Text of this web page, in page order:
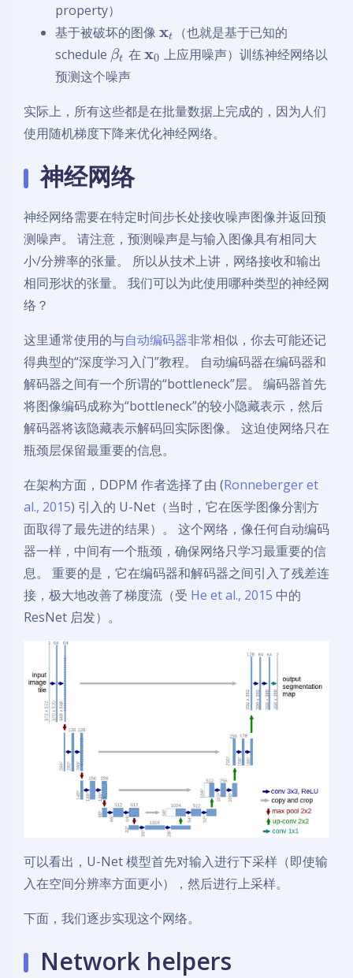
property）
基于被破坏的图像 xt
（也就是基于已知的
schedule βt 在 x0 上应用噪声）训练神经网络以
预测这个噪声
实际上，所有这些都是在批量数据上完成的，因为人们
使用随机梯度下降来优化神经网络。
神经网络
神经网络需要在特定时间步长处接收噪声图像并返回预
测噪声。 请注意，预测噪声是与输入图像具有相同大
小/分辨率的张量。 所以从技术上讲，网络接收和输出
相同形状的张量。 我们可以为此使用哪种类型的神经网
络？
这里通常使用的与自动编码器非常相似，你去可能还记
得典型的“深度学习入门”教程。 自动编码器在编码器和
解码器之间有一个所谓的“bottleneck”层。 编码器首先
将图像编码成称为“bottleneck”的较小隐藏表示，然后
解码器将该隐藏表示解码回实际图像。 这迫使网络只在
瓶颈层保留最重要的信息。
在架构方面，DDPM 作者选择了由 (Ronneberger et
al., 2015) 引入的 U-Net（当时，它在医学图像分割方
面取得了最先进的结果）。 这个网络，像任何自动编码
器一样，中间有一个瓶颈，确保网络只学习最重要的信
息。 重要的是，它在编码器和解码器之间引入了残差连
接，极大地改善了梯度流（受 He et al., 2015 中的
ResNet 启发）。
可以看出，U-Net 模型首先对输入进行下采样（即使输
入在空间分辨率方面更小），然后进行上采样。
下面，我们逐步实现这个网络。
Network helpers